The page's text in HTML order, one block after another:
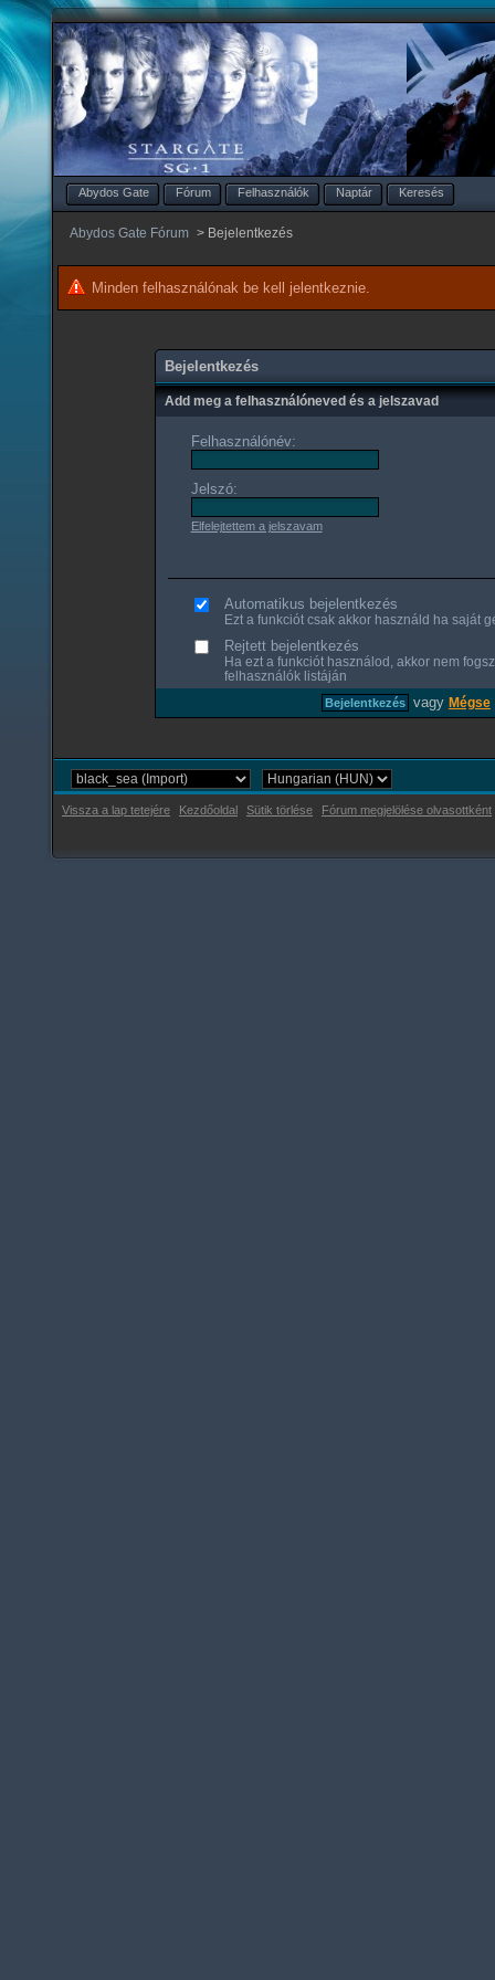
Abydos Gate Fórum Felhasználók Naptár Keresés
Abydos Gate Fórum > Bejelentkezés
Minden felhasználónak be kell jelentkeznie.
Bejelentkezés
Add meg a felhasználóneved és a jelszavad
Felhasználónév:
Jelszó:
Elfelejtettem a jelszavam
Automatikus bejelentkezés
Ezt a funkciót csak akkor használd ha saját
Rejtett bejelentkezés
Ha ezt a funkciót használod, akkor nem
felhasználók listáján
vagy Mégse
Vissza a lap tetejére Kezdőoldal Sütik törlése Fórum megjelölése olvasottként